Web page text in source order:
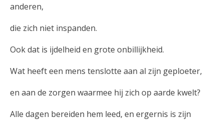
anderen,
die zich niet inspanden.
Ook dat is ijdelheid en grote onbillijkheid.
Wat heeft een mens tenslotte aan al zijn geploeter,
en aan de zorgen waarmee hij zich op aarde kwelt?
Alle dagen bereiden hem leed, en ergernis is zijn